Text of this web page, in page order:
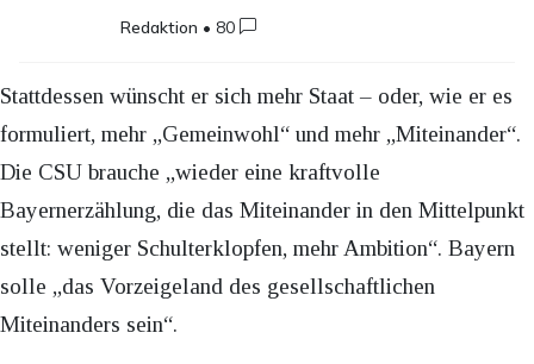
Redaktion • 80
Stattdessen wünscht er sich mehr Staat – oder, wie er es
formuliert, mehr „Gemeinwohl“ und mehr „Miteinander“.
Die CSU brauche „wieder eine kraftvolle
Bayernerzählung, die das Miteinander in den Mittelpunkt
stellt: weniger Schulterklopfen, mehr Ambition“. Bayern
solle „das Vorzeigeland des gesellschaftlichen
Miteinanders sein“.